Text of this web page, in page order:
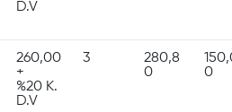
D.V
260,00
+
%20 K.
D.V
3
280,8
0
0